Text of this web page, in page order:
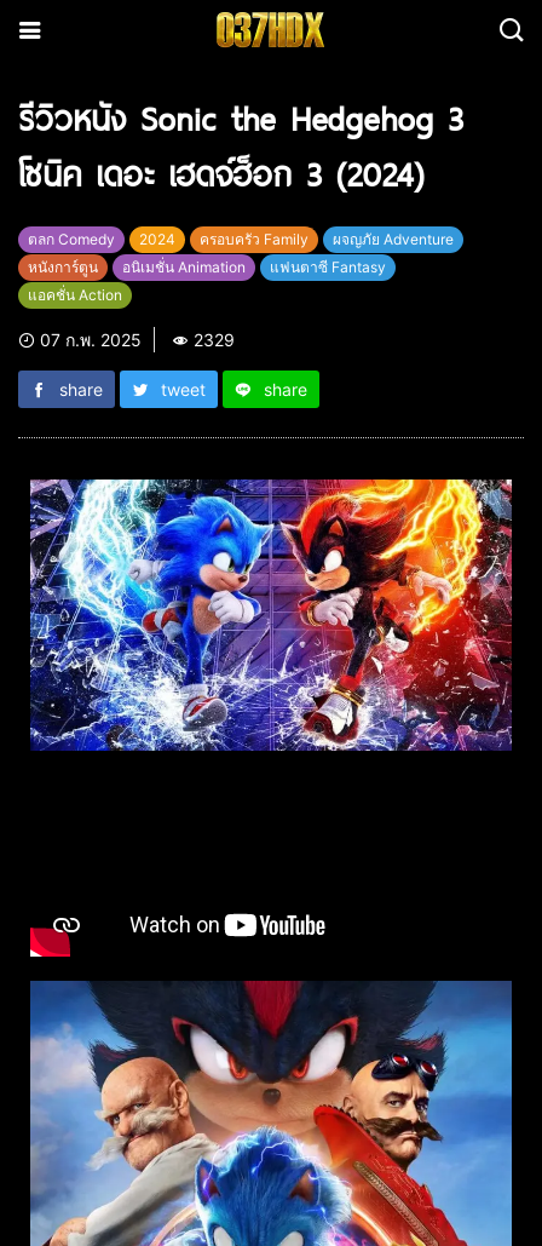
รีวิวหนัง Sonic the Hedgehog 3
โซนิค เดอะ เฮดจ์ฮ็อก 3 (2024)
ตลก Comedy 2024 ครอบครัว Family
ผจญภัย Adventure
หนังการ์ตูน
อนิเมชั่น Animation
แฟนตาซี Fantasy
แอคชั่น Action
07 ก.พ. 2025 2329
share tweet share